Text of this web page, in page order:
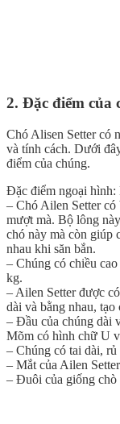
2. Đặc điểm của
Chó Alisen Setter có
và tính cách. Dưới
điểm của chúng.
Đặc điểm ngoại hình:
– Chó Ailen Setter có
mượt mà. Bộ lông
chó này mà còn giúp
nhau khi săn bắn.
– Chúng có chiều
kg.
– Ailen Setter được
dài và bằng nhau,
– Đầu của chúng dài
Mõm có hình chữ U
– Chúng có tai dài, rủ
– Mắt của Ailen
– Đuôi của giống chò